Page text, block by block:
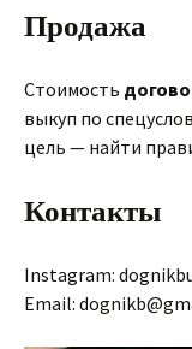
Продажа
Стоимость
выкуп по
цель — найти
Контакты
Instagram:
Email: